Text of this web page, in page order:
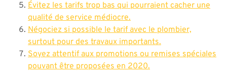
Évitez les tarifs trop bas qui pourraient cacher une
qualité de service médiocre.
Négociez si possible le tarif avec le plombier,
surtout pour des travaux importants.
Soyez attentif aux promotions ou remises spéciales
pouvant être proposées en 2020.